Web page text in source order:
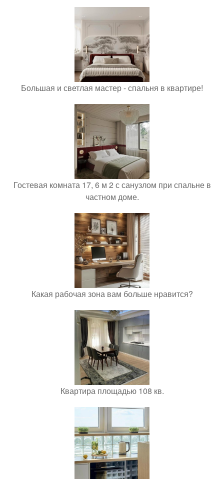
Большая и светлая мастер - спальня в квартире!
Гостевая комната 17, 6 м 2 с санузлом при спальне в
частном доме.
Какая рабочая зона вам больше нравится?
Квартира площадью 108 кв.